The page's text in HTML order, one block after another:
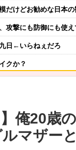
勧めな日本の観光名所／
攻撃にも防御にも使
日←いらねぇだろ
クか？
ラスに１杯たのむよ→彼の見事
の理由が30年前の夫
】俺20歳
マザー